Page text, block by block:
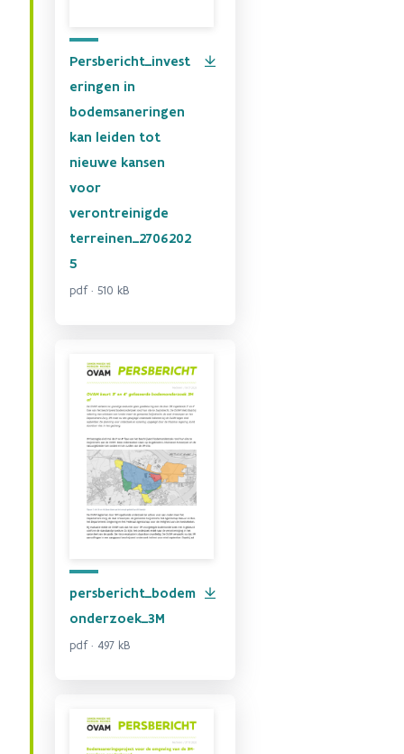
Persbericht_invest
eringen in
bodemsaneringen
kan leiden tot
nieuwe kansen
voor
verontreinigde
terreinen_2706202
5
pdf · 510 kB
persbericht_bodem
onderzoek_3M
pdf · 497 kB